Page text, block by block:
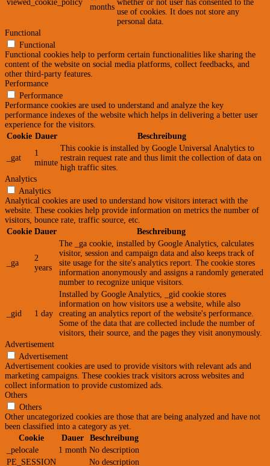
viewed_cookie_policy
months
whether or not user has consented to the
use of cookies. It does not store any
personal data.
Functional
Functional
Functional cookies help to perform certain functionalities like sharing the
content of the website on social media platforms, collect feedbacks, and
other third-party features.
Performance
Performance
Performance cookies are used to understand and analyze the key
performance indexes of the website which helps in delivering a better user
experience for the visitors.
Cookie Dauer Beschreibung
_gat
1
minute
This cookie is installed by Google Universal Analytics to
restrain request rate and thus limit the collection of data on
high traffic sites.
Analytics
Analytics
Analytical cookies are used to understand how visitors interact with the
website. These cookies help provide information on metrics the number of
visitors, bounce rate, traffic source, etc.
Cookie Dauer Beschreibung
_ga
2
years
The _ga cookie, installed by Google Analytics, calculates
visitor, session and campaign data and also keeps track of
site usage for the site's analytics report. The cookie stores
information anonymously and assigns a randomly generated
number to recognize unique visitors.
_gid 1 day
Installed by Google Analytics, _gid cookie stores
information on how visitors use a website, while also
creating an analytics report of the website's performance.
Some of the data that are collected include the number of
visitors, their source, and the pages they visit anonymously.
Advertisement
Advertisement
Advertisement cookies are used to provide visitors with relevant ads and
marketing campaigns. These cookies track visitors across websites and
collect information to provide customized ads.
Others
Others
Other uncategorized cookies are those that are being analyzed and have not
been classified into a category as yet.
Cookie
Dauer
Beschreibung
_pelocale
1 month No description
PE_SESSION
No description